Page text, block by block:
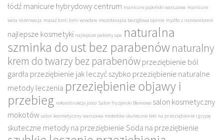
łódź manicure hybrydowy centrum manicure japoński warszawa manicure
wola rezerwacja masaż lomi lomi wrocław mezoterapia bezigłowa opinie mydło z nanosrebrem
najlepsze kosmetyki najlepsze pakiety spa naturalna
szminka do ust bez parabenów naturalny
krem do twarzy bez parabenówprzeziębienie ból
gardła przeziębienie jak leczyć szybko przeziębienie naturalne
metody leczenia przeziębienie objawy i
przebieg rekonstrukcja joico Salon fryzjerski Bemowo salon kosmetyczny
mokotów salon kosmetyczny warszawa mokotów skuteczne leki na przeziębienie i grypę
skuteczne metody na przeziębienieSoda na przeziębienie